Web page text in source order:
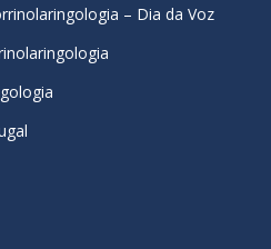
– Dia da Voz